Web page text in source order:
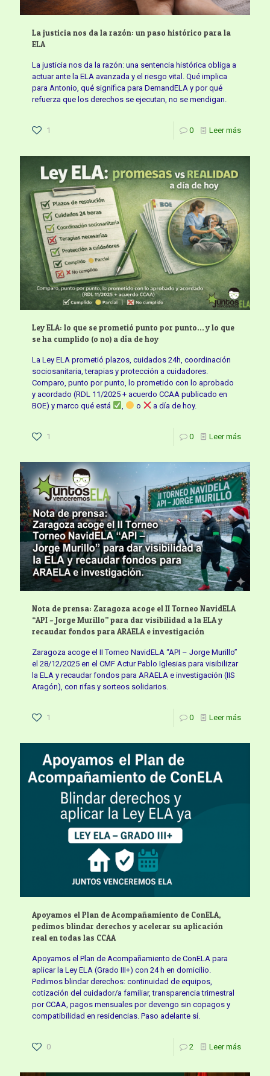
La justicia nos da la razón: un paso histórico para la
ELA
La justicia nos da la razón: una sentencia histórica obliga a
actuar ante la ELA avanzada y el riesgo vital. Qué implica
para Antonio, qué significa para DemandELA y por qué
refuerza que los derechos se ejecutan, no se mendigan.
1 0 Leer más
Ley ELA: lo que se prometió punto por punto… y lo que
se ha cumplido (o no) a día de hoy
La Ley ELA prometió plazos, cuidados 24h, coordinación
sociosanitaria, terapias y protección a cuidadores.
Comparo, punto por punto, lo prometido con lo aprobado
y acordado (RDL 11/2025 + acuerdo CCAA publicado en
BOE) y marco qué está
o a día de hoy.
1 0 Leer más
Nota de prensa: Zaragoza acoge el II Torneo NavidELA
“API – Jorge Murillo” para dar visibilidad a la ELA y
recaudar fondos para ARAELA e investigación
Zaragoza acoge el II Torneo NavidELA “API – Jorge Murillo”
el 28/12/2025 en el CMF Actur Pablo Iglesias para visibilizar
la ELA y recaudar fondos para ARAELA e investigación (IIS
Aragón), con rifas y sorteos solidarios.
1 0 Leer más
Apoyamos el Plan de Acompañamiento de ConELA,
pedimos blindar derechos y acelerar su aplicación
real en todas las CCAA
Apoyamos el Plan de Acompañamiento de ConELA para
aplicar la Ley ELA (Grado III+) con 24 h en domicilio.
Pedimos blindar derechos: continuidad de equipos,
cotización del cuidador/a familiar, transparencia trimestral
por CCAA, pagos mensuales por devengo sin copagos y
compatibilidad en residencias. Paso adelante sí.
0 2 Leer más